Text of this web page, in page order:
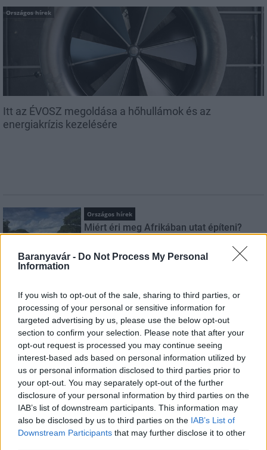
Baranyavár - Do Not Process My Personal
Information
If you wish to opt-out of the sale, sharing to third parties, or
processing of your personal or sensitive information for
targeted advertising by us, please use the below opt-out
section to confirm your selection. Please note that after your
opt-out request is processed you may continue seeing
interest-based ads based on personal information utilized by
us or personal information disclosed to third parties prior to
your opt-out. You may separately opt-out of the further
disclosure of your personal information by third parties on the
IAB’s list of downstream participants. This information may
also be disclosed by us to third parties on the IAB’s List of
Downstream Participants that may further disclose it to other
Országos hírek
Itt az ÉVOSZ megoldása a hőhullámok és az
energiakrízis kezelésére
Országos hírek
Miért éri meg Afrikában utat építeni?
Minden, amit a GED Afrika projektről
Kihívások labirintusában
Országos hírek
Túlfogyasztás napja - július 30-ra
felhasználta az emberiség a Föld egész
évre elegendő erőforrásait
Aktuális